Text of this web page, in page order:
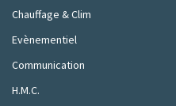
Chauffage & Clim
Evènementiel
Communication
H.M.C.